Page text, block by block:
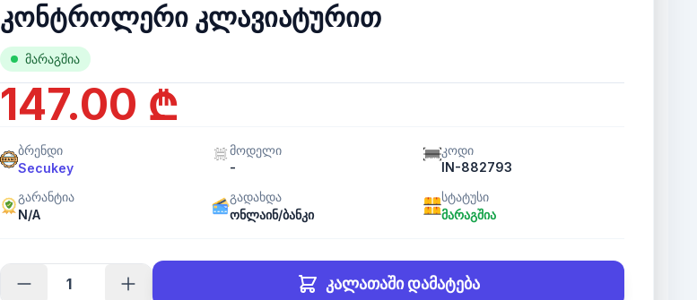
კონტროლერი კლავიატურით
მარაგშია
147.00 ₾
ბრენდი
Secukey
მოდელი
-
კოდი
IN-882793
გარანტია
N/A
გადახდა
ონლაინ/ბანკი
სტატუსი
მარაგშია
კალათაში დამატება